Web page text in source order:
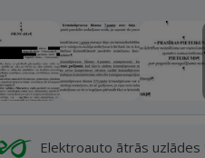
Elektroauto ātrās uzlādes